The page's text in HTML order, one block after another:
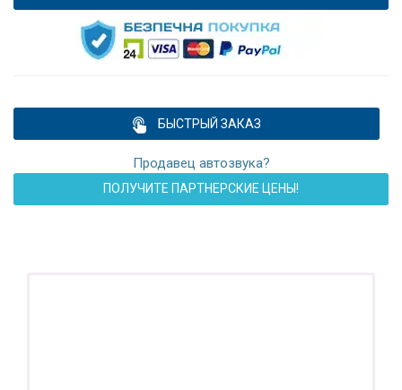
БЫСТРЫЙ ЗАКАЗ
Продавец автозвука?
ПОЛУЧИТЕ ПАРТНЕРСКИЕ ЦЕНЫ!